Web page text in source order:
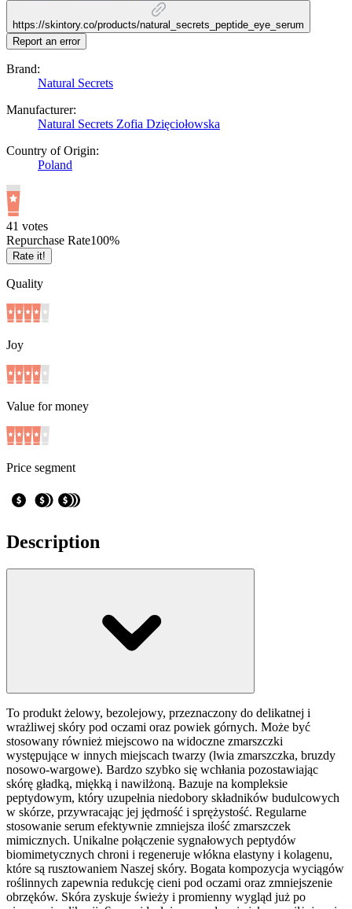
https://skintory.co/products/natural_secrets_peptide_eye_serum
Report an error
Brand:
Natural Secrets
Manufacturer:
Natural Secrets Zofia Dzięciołowska
Country of Origin:
Poland
41 votes
Repurchase Rate100%
Rate it!
Quality
Joy
Value for money
Price segment
Description
To produkt żelowy, bezolejowy, przeznaczony do delikatnej i
wrażliwej skóry pod oczami oraz powiek górnych. Może być
stosowany również miejscowo na widoczne zmarszczki
występujące w innych miejscach twarzy (lwia zmarszczka, bruzdy
nosowo-wargowe). Bardzo szybko się wchłania pozostawiając
skórę gładką, miękką i nawilżoną. Bazuje na kompleksie
peptydowym, który uzupełnia niedobory składników budulcowych
w skórze, przywracając jej jędrność i sprężystość. Regularne
stosowanie serum efektywnie zmniejsza ilość zmarszczek
mimicznych. Unikalne połączenie sygnałowych peptydów
biomimetycznych chroni i regeneruje włókna elastyny i kolagenu,
które są rusztowaniem Naszej skóry. Bogata kompozycja wyciągów
roślinnych zapewnia redukcję cieni pod oczami oraz zmniejszenie
obrzęków. Skóra zyskuje świeży i promienny wygląd już po